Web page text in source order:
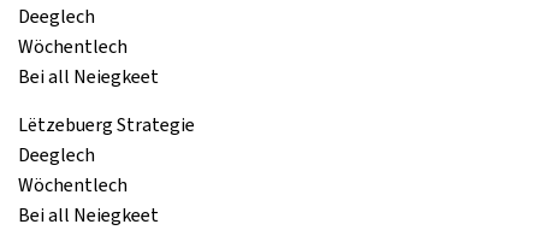
Deeglech
Wöchentlech
Bei all Neiegkeet
Lëtzebuerg Strategie
Deeglech
Wöchentlech
Bei all Neiegkeet